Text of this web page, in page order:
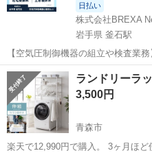
日払い
株式会社BREXA
岩手県 釜石駅
【空気圧制御機器の組立や検査業
カー通勤OK＆工場敷地内に無料駐車場あり 人気の工場
気圧制御機器（シリンダ、バルブ
出荷業務◇ ＊大手メーカー...
岩手 釜石市 釜石駅 そ
ランドリーラ
3,500円
青森市
楽天で12,990円で購入。 3ヶ月ほど